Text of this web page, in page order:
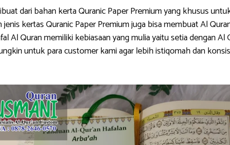
dari bahan kerta Quranic Paper Premium yang khusus
kertas Quranic Paper Premium juga bisa membuat Al
Al Quran memiliki kebiasaan yang mulia yaitu setia dengan
untuk para customer kami agar lebih istiqomah dan